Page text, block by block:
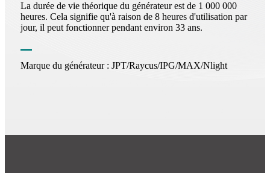
La durée de vie théorique du générateur est de 1 000 000
heures. Cela signifie qu'à raison de 8 heures d'utilisation par
jour, il peut fonctionner pendant environ 33 ans.
Marque du générateur : JPT/Raycus/IPG/MAX/Nlight